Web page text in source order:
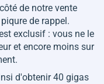
de notre vente
de rappel.
exclusif : vous ne le
et encore moins sur
d'obtenir 40 gigas